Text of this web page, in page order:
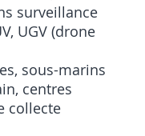
surveillance
UGV (drone
sous-marins
centres
collecte